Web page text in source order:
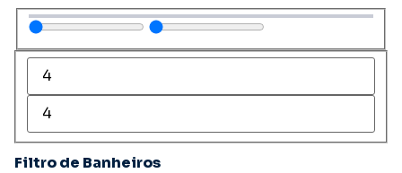
Filtro de Banheiros